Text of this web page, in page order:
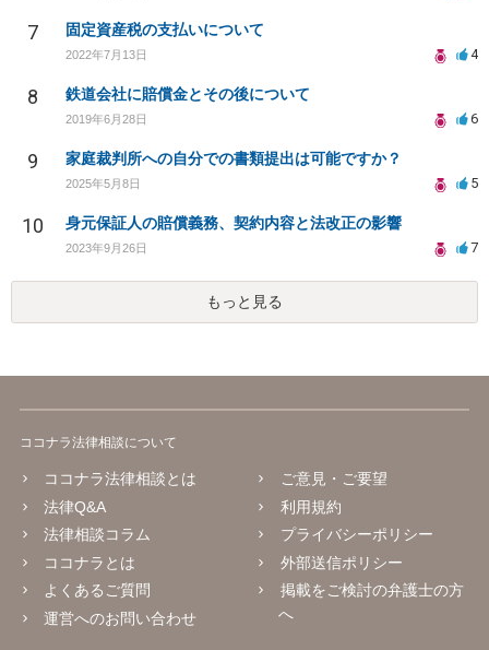
7 固定資産税の支払いについて
2022年7月13日 4
8 鉄道会社に賠償金とその後について
2019年6月28日 6
9 家庭裁判所への自分での書類提出は可能ですか？
2025年5月8日 5
10 身元保証人の賠償義務、契約内容と法改正の影響
2023年9月26日 7
もっと見る
ココナラ法律相談について
ココナラ法律相談とは
法律Q&A
法律相談コラム
ココナラとは
よくあるご質問
運営へのお問い合わせ
ご意見・ご要望
利用規約
プライバシーポリシー
外部送信ポリシー
掲載をご検討の弁護士の方
へ